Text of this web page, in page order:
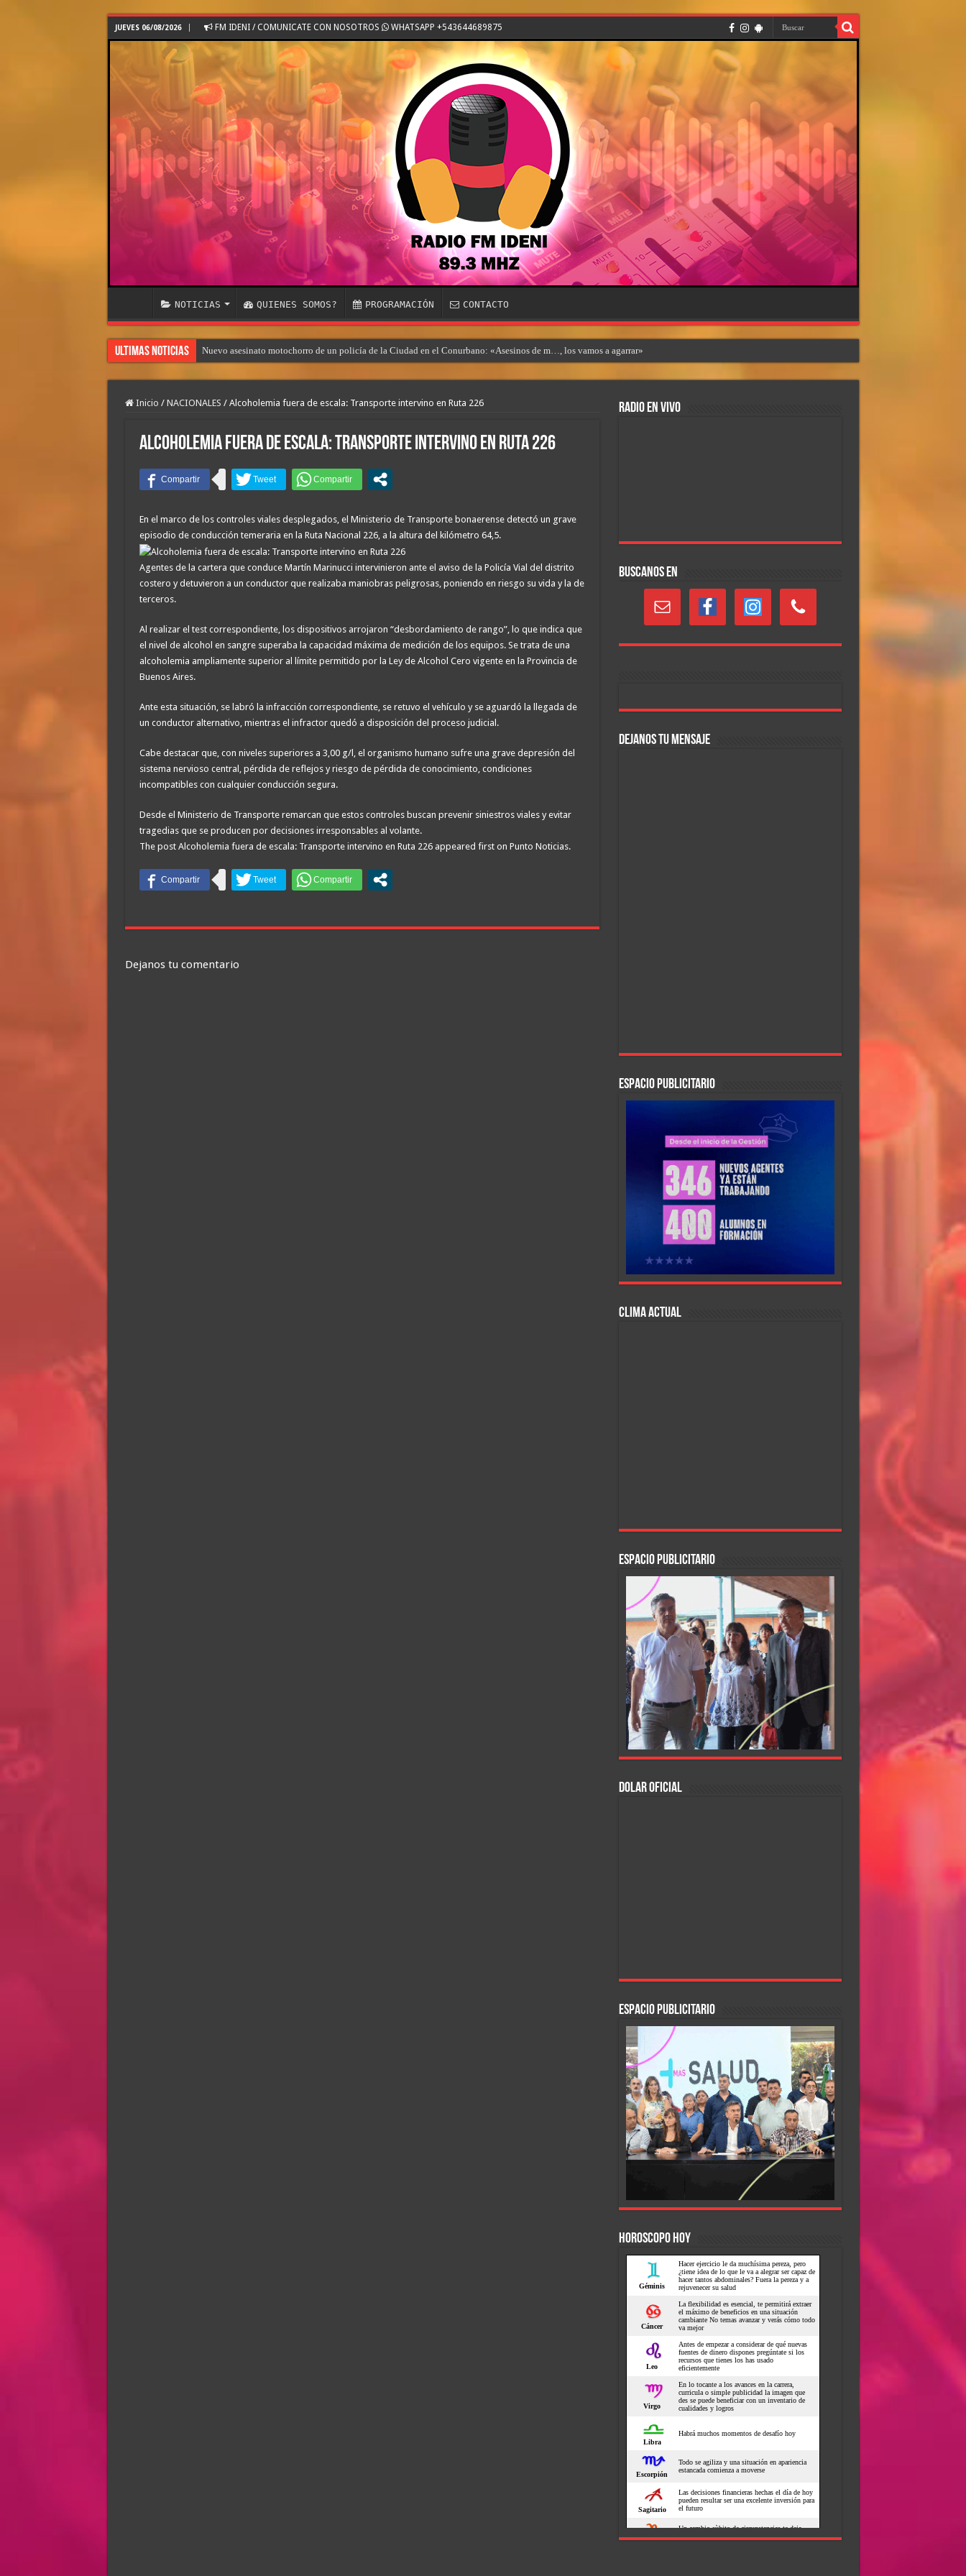
JUEVES 06/08/2026 FM IDENI / COMUNICATE CON NOSOTROS WHATSAPP +543644689875
NOTICIAS QUIENES SOMOS? PROGRAMACIÓN CONTACTO
Ultimas Noticias Nuevo asesinato motochorro de un policía de la Ciudad en el Conurbano: «Asesinos de m…, los vamos a agarrar»
Inicio / NACIONALES / Alcoholemia fuera de escala: Transporte intervino en Ruta 226
Alcoholemia fuera de escala: Transporte intervino en Ruta 226
En el marco de los controles viales desplegados, el Ministerio de Transporte bonaerense detectó un grave
episodio de conducción temeraria en la Ruta Nacional 226, a la altura del kilómetro 64,5.
Agentes de la cartera que conduce Martín Marinucci intervinieron ante el aviso de la Policía Vial del distrito
costero y detuvieron a un conductor que realizaba maniobras peligrosas, poniendo en riesgo su vida y la de
terceros.
Al realizar el test correspondiente, los dispositivos arrojaron “desbordamiento de rango”, lo que indica que
el nivel de alcohol en sangre superaba la capacidad máxima de medición de los equipos. Se trata de una
alcoholemia ampliamente superior al límite permitido por la Ley de Alcohol Cero vigente en la Provincia de
Buenos Aires.
Ante esta situación, se labró la infracción correspondiente, se retuvo el vehículo y se aguardó la llegada de
un conductor alternativo, mientras el infractor quedó a disposición del proceso judicial.
Cabe destacar que, con niveles superiores a 3,00 g/l, el organismo humano sufre una grave depresión del
sistema nervioso central, pérdida de reflejos y riesgo de pérdida de conocimiento, condiciones
incompatibles con cualquier conducción segura.
Desde el Ministerio de Transporte remarcan que estos controles buscan prevenir siniestros viales y evitar
tragedias que se producen por decisiones irresponsables al volante.
The post Alcoholemia fuera de escala: Transporte intervino en Ruta 226 appeared first on Punto Noticias.
Dejanos tu comentario
RADIO EN VIVO
BUSCANOS EN
DEJANOS TU MENSAJE
ESPACIO PUBLICITARIO
CLIMA ACTUAL
ESPACIO PUBLICITARIO
DOLAR OFICIAL
ESPACIO PUBLICITARIO
HOROSCOPO HOY